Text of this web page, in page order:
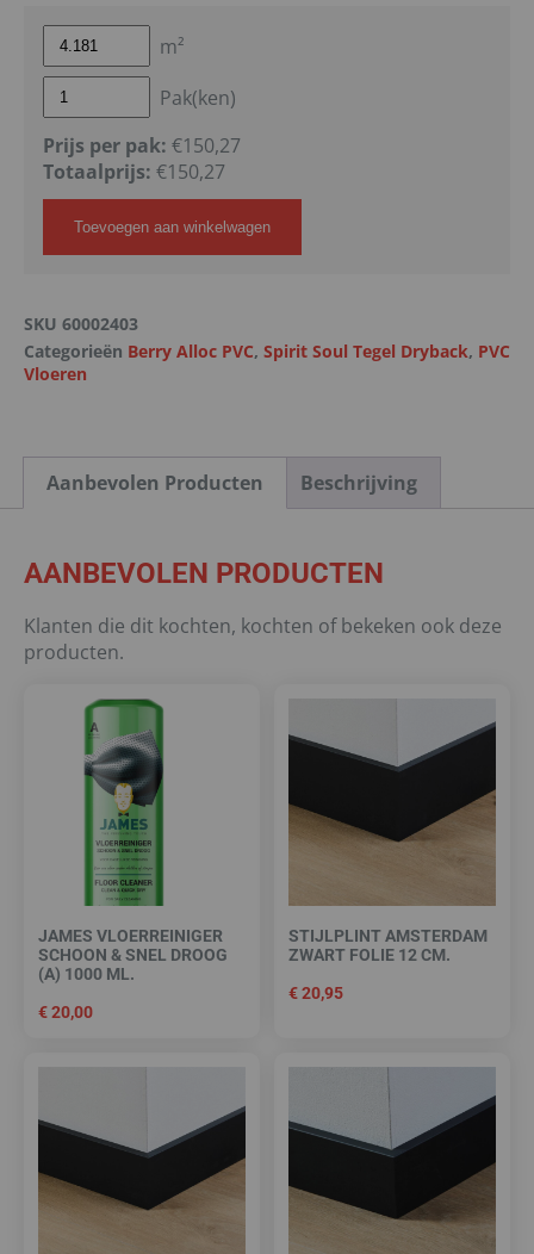
m²
Pak(ken)
Prijs per pak: €150,27
Totaalprijs: €150,27
Toevoegen aan winkelwagen
SKU 60002403
Categorieën Berry Alloc PVC, Spirit Soul Tegel Dryback, PVC
Vloeren
Aanbevolen Producten Beschrijving
AANBEVOLEN PRODUCTEN
Klanten die dit kochten, kochten of bekeken ook deze
producten.
JAMES VLOERREINIGER
SCHOON & SNEL DROOG
(A) 1000 ML.
€20,00
STIJLPLINT AMSTERDAM
ZWART FOLIE 12 CM.
€20,95